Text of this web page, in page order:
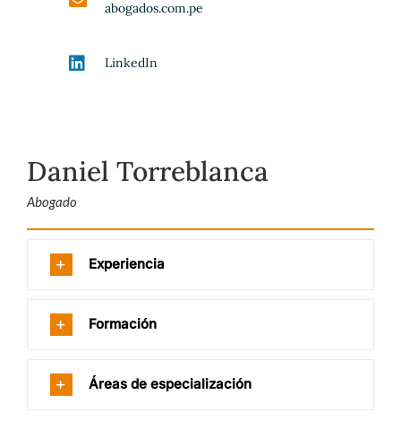
abogados.com.pe
LinkedIn
Daniel Torreblanca
Abogado
Experiencia
Formación
Áreas de especialización